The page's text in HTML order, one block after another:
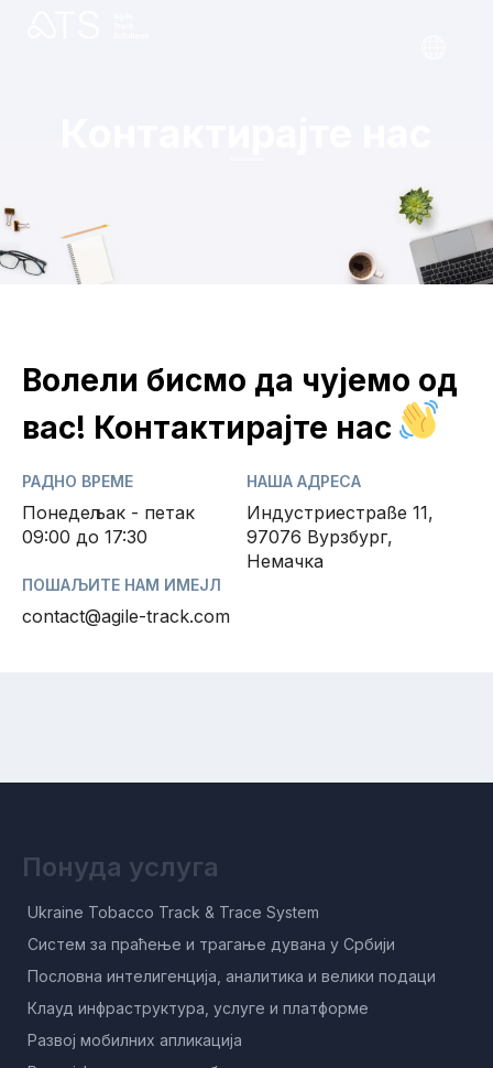
Волели бисмо да чујемо од
вас! Контактирајте нас
РАДНО ВРЕМЕ
Понедељак - петак
09:00 до 17:30
НАША АДРЕСА
Индустриестраßе 11,
97076 Вурзбург,
Немачка
ПОШАЉИТЕ НАМ ИМЕЈЛ
contact@agile-track.com
Понуда услуга
Ukraine Tobacco Track & Trace System
Систем за праћење и трагање дувана у Србији
Пословна интелигенција, аналитика и велики подаци
Клауд инфраструктура, услуге и платформе
Развој мобилних апликација